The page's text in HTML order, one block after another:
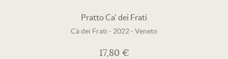
Pratto Ca' dei Frati
Cà dei Frati - 2022 - Veneto
17,80 €